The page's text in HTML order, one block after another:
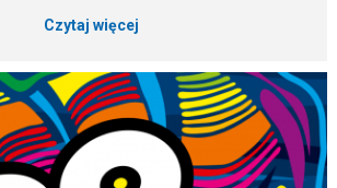
Czytaj więcej